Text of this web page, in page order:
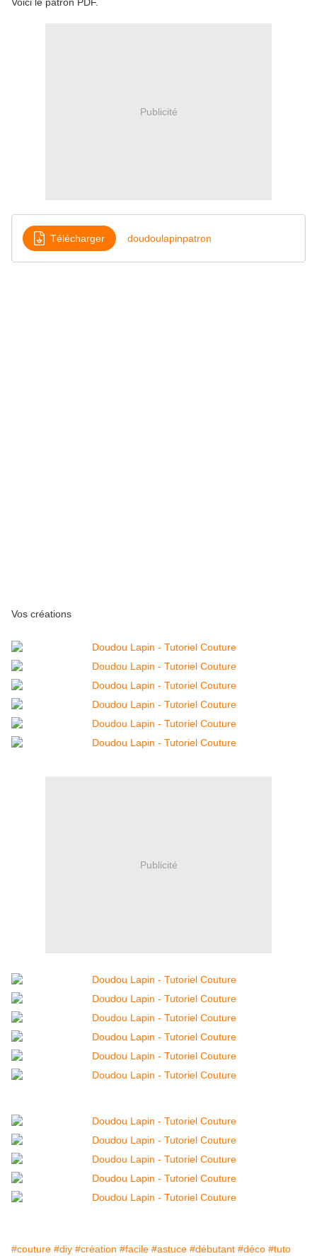
Publicité
Télécharger doudoulapinpatron
Vos créations
Publicité
#couture #diy #création #facile #astuce #débutant #déco #tuto